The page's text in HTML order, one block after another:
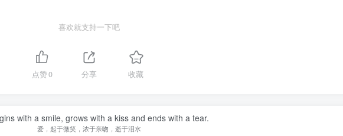
喜欢就支持一下吧
点赞0 分享 收藏
with a smile, grows with a kiss and ends with a tear.
爱，起于微笑，浓于亲吻，逝于泪水